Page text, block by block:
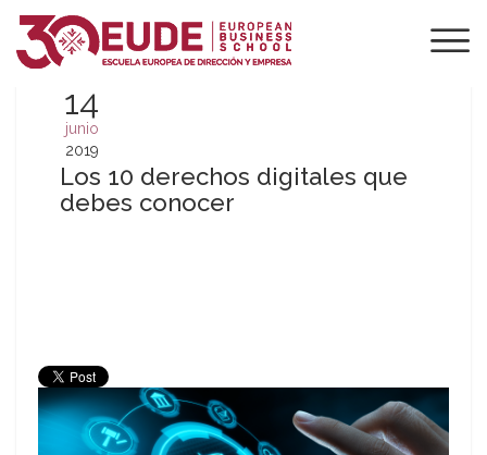
14
junio
2019
Los 10 derechos digitales que
debes conocer